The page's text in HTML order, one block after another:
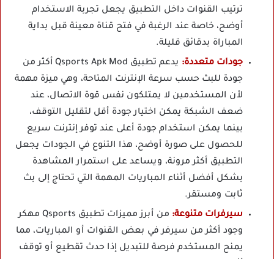
ترتيب القنوات داخل التطبيق يجعل تجربة الاستخدام
أوضح، خاصة عند الرغبة في فتح قناة معينة قبل بداية
المباراة بدقائق قليلة.
جودات متعددة:
يدعم تطبيق Qsports Apk Mod أكثر من
جودة للبث حسب سرعة الإنترنت المتاحة، وهي ميزة مهمة
لأن المستخدمين لا يمتلكون نفس قوة الاتصال، عند
ضعف الشبكة يمكن اختيار جودة أقل لتقليل التوقف،
بينما يمكن استخدام جودة أعلى عند توفر إنترنت سريع
للحصول على صورة أوضح، هذا التنوع في الجودات يجعل
التطبيق أكثر مرونة، ويساعد على استمرار المشاهدة
بشكل أفضل أثناء المباريات المهمة التي تحتاج إلى بث
ثابت ومستقر.
سيرفرات متنوعة:
من أبرز مميزات تطبيق Qsports مهكر
وجود أكثر من سيرفر في بعض القنوات أو المباريات، مما
يمنح المستخدم فرصة للتبديل إذا حدث تقطيع أو توقف